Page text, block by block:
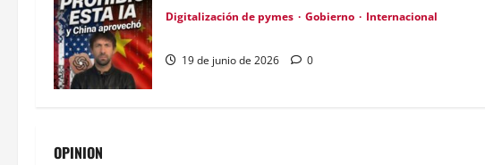
Digitalización de pymes Gobierno Internacional
19 de junio de 2026 0
OPINION